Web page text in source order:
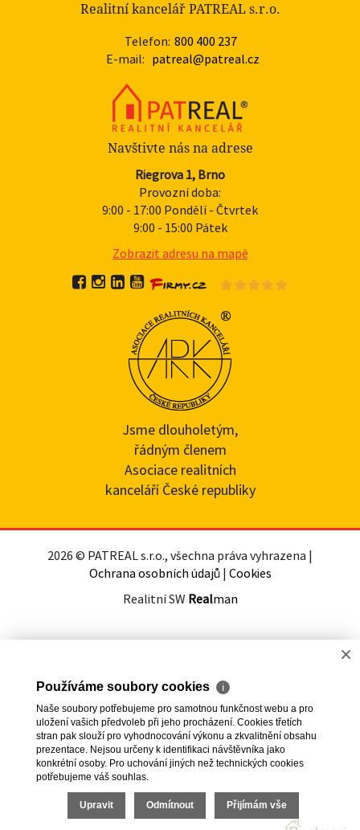
Realitní kancelář PATREAL s.r.o.
Telefon: 800 400 237
E-mail: patreal@patreal.cz
Navštivte nás na adrese
Riegrova 1, Brno
Provozní doba:
9:00 - 17:00 Pondělí - Čtvrtek
9:00 - 15:00 Pátek
Zobrazit adresu na mapě
Jsme dlouholetým,
řádným členem
Asociace realitních
kanceláří České republiky
2026 © PATREAL s.r.o., všechna práva vyhrazena |
Ochrana osobních údajů | Cookies
Realitní SW Realman
×
Používáme soubory cookies ℹ
Naše soubory potřebujeme pro samotnou funkčnost webu a pro
uložení vašich předvoleb při jeho procházení. Cookies třetích
stran pak slouží pro vyhodnocování výkonu a zkvalitnění obsahu
prezentace. Nejsou určeny k identifikaci návštěvníka jako
konkrétní osoby. Pro uchování jiných než technických cookies
potřebujeme váš souhlas.
Upravit Odmítnout Přijímám vše